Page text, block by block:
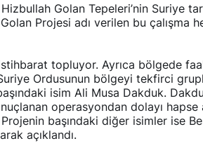
Golan Tepeleri’nin Suriye
Projesi adı verilen bu çalışma
topluyor. Ayrıca bölgede
Ordusunun bölgeyi tekfirci
isim Ali Musa Dakduk.
operasyondan dolayı hapse
başındaki diğer isimler ise
açıklandı.
Bahreynli Muhalif Din Adamı 6
yıldır Tutuklu